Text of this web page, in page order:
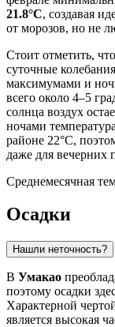
21.8°C, создавая
от морозов, но не
Стоит отметить,
суточные
максимумами и
всего около 4–5
солнца воздух
ночами
районе 22°C,
даже для вечерних
Среднемесячная
Осадки
Нашли неточность?
В Умакао
поэтому осадки
Характерной
является высокая